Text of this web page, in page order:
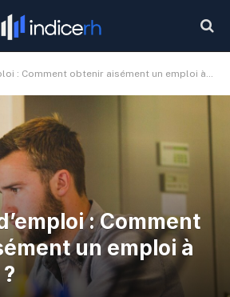
Comment obtenir aisément un emploi à l’extérieur ?
: Comment
un emploi à